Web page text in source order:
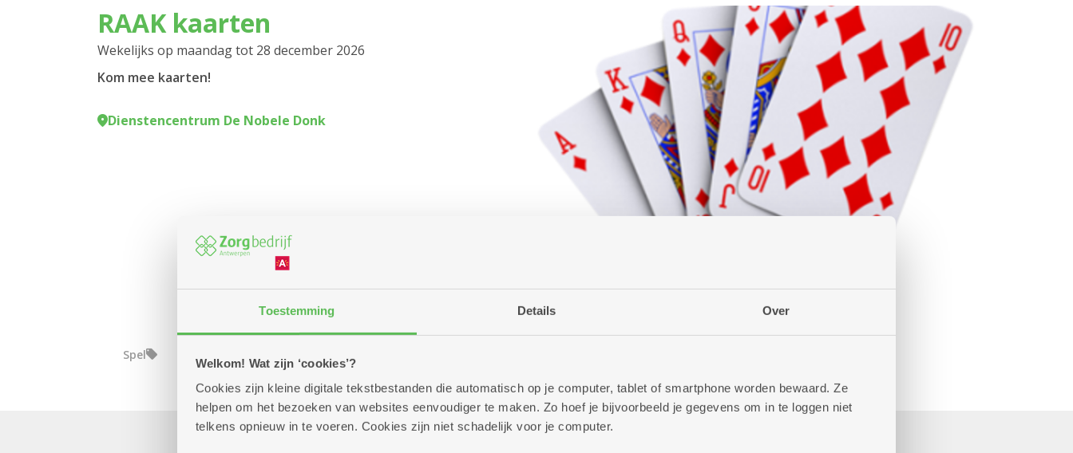
Toestemming Details Over
Welkom! Wat zijn ‘cookies’?
Cookies zijn kleine digitale tekstbestanden die automatisch op je computer, tablet of smartphone worden bewaard. Ze
helpen om het bezoeken van websites eenvoudiger te maken. Zo hoef je bijvoorbeeld je gegevens om in te loggen niet
telkens opnieuw in te voeren. Cookies zijn niet schadelijk voor je computer.
RAAK kaarten
Wekelijks op maandag tot 28 december 2026
Kom mee kaarten!
Dienstencentrum De Nobele Donk
Spel